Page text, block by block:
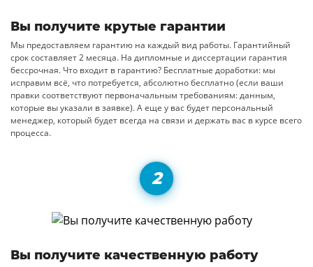
Вы получите крутые гарантии
Мы предоставляем гарантию на каждый вид работы. Гарантийный
срок составляет 2 месяца. На дипломные и диссертации гарантия
бессрочная. Что входит в гарантию? Бесплатные доработки: мы
исправим всё, что потребуется, абсолютно бесплатно (если ваши
правки соответствуют первоначальным требованиям: данным,
которые вы указали в заявке). А еще у вас будет персональный
менеджер, который будет всегда на связи и держать вас в курсе всего
процесса.
Вы получите качественную работу